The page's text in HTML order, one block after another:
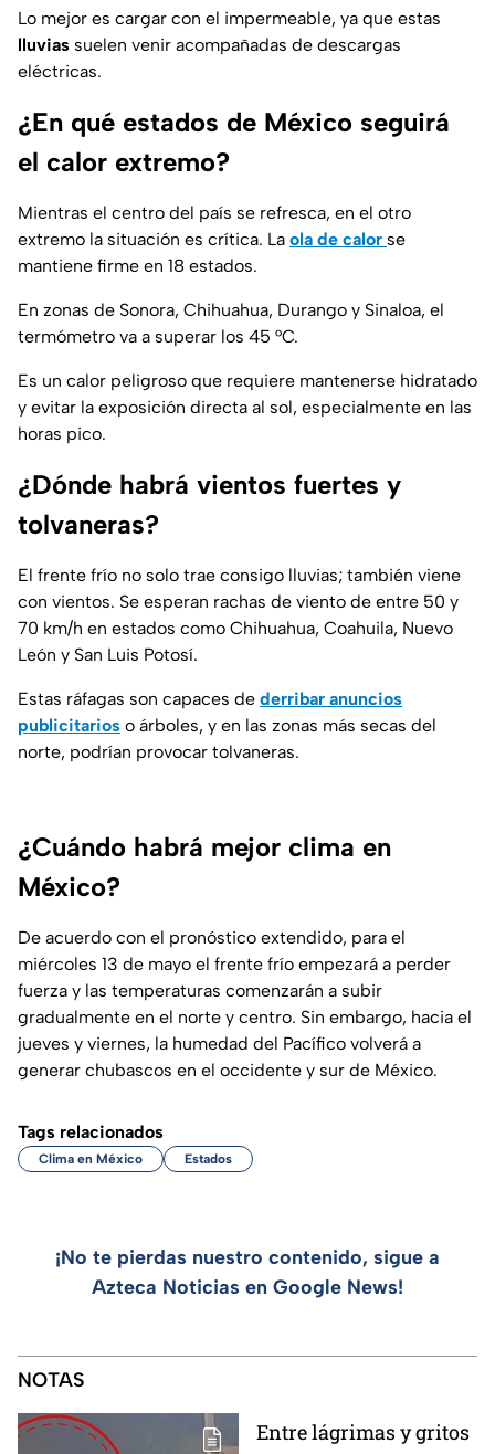
Lo mejor es cargar con el impermeable, ya que estas
lluvias suelen venir acompañadas de descargas
eléctricas.
¿En qué estados de México seguirá
el calor extremo?
Mientras el centro del país se refresca, en el otro
extremo la situación es crítica. La ola de calor se
mantiene firme en 18 estados.
En zonas de Sonora, Chihuahua, Durango y Sinaloa, el
termómetro va a superar los 45 °C.
Es un calor peligroso que requiere mantenerse hidratado
y evitar la exposición directa al sol, especialmente en las
horas pico.
¿Dónde habrá vientos fuertes y
tolvaneras?
El frente frío no solo trae consigo lluvias; también viene
con vientos. Se esperan rachas de viento de entre 50 y
70 km/h en estados como Chihuahua, Coahuila, Nuevo
León y San Luis Potosí.
Estas ráfagas son capaces de derribar anuncios
publicitarios o árboles, y en las zonas más secas del
norte, podrían provocar tolvaneras.
¿Cuándo habrá mejor clima en
México?
De acuerdo con el pronóstico extendido, para el
miércoles 13 de mayo el frente frío empezará a perder
fuerza y las temperaturas comenzarán a subir
gradualmente en el norte y centro. Sin embargo, hacia el
jueves y viernes, la humedad del Pacífico volverá a
generar chubascos en el occidente y sur de México.
Tags relacionados
Clima en México Estados
¡No te pierdas nuestro contenido, sigue a
Azteca Noticias en Google News!
NOTAS
Entre lágrimas y gritos